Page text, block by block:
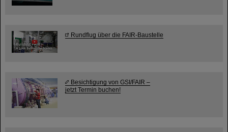
Rundflug über die FAIR-Baustelle
Besichtigung von GSI/FAIR –
jetzt Termin buchen!